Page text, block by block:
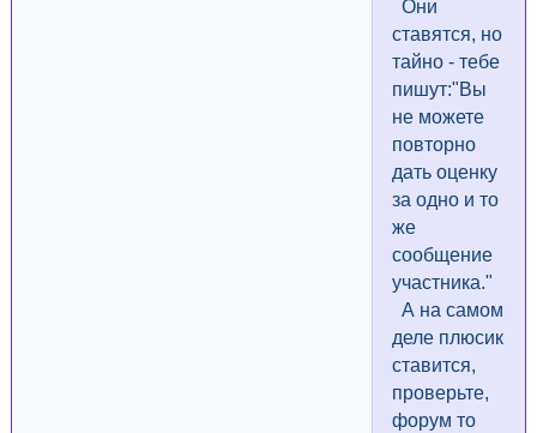
Они
ставятся, но
тайно - тебе
пишут:"Вы
не можете
повторно
дать оценку
за одно и то
же
сообщение
участника."
А на самом
деле плюсик
ставится,
проверьте,
форум то